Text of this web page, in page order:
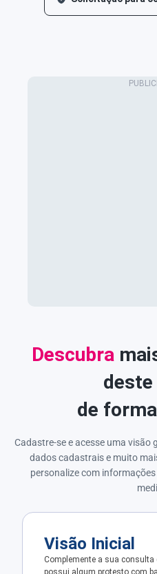
Descubra
deste
de
Cadastre-se e acesse uma
dados cadastrais e muito
personalize com
Visão Inicial
Complemente a sua consulta